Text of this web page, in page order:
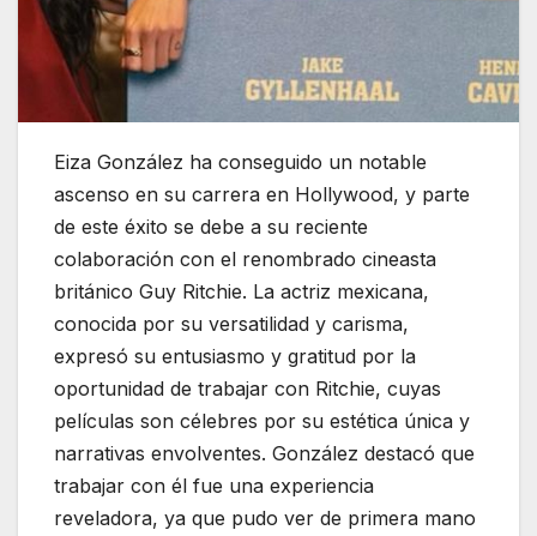
Eiza González ha conseguido un notable
ascenso en su carrera en Hollywood, y parte
de este éxito se debe a su reciente
colaboración con el renombrado cineasta
británico Guy Ritchie. La actriz mexicana,
conocida por su versatilidad y carisma,
expresó su entusiasmo y gratitud por la
oportunidad de trabajar con Ritchie, cuyas
películas son célebres por su estética única y
narrativas envolventes. González destacó que
trabajar con él fue una experiencia
reveladora, ya que pudo ver de primera mano